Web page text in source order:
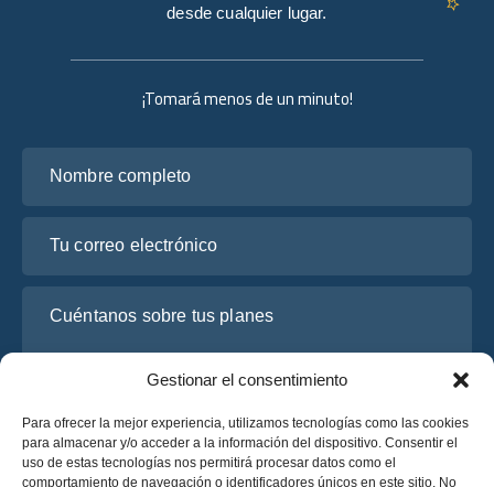
Gestionar el consentimiento
Para ofrecer la mejor experiencia, utilizamos tecnologías como las cookies
para almacenar y/o acceder a la información del dispositivo. Consentir el
uso de estas tecnologías nos permitirá procesar datos como el
comportamiento de navegación o identificadores únicos en este sitio. No
¡Tomará menos de un minuto!
desde cualquier lugar.